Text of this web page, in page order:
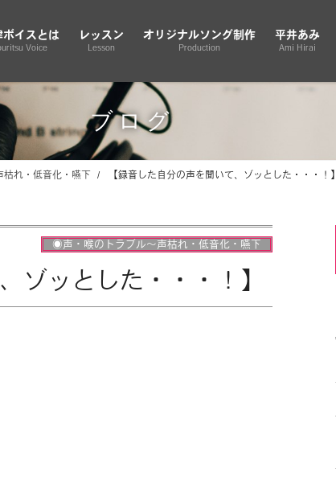
ボイスとは
Voice
レッスン
Lesson
オリジナルソング制作
Production
平井あみ
Ami Hirai
ブログ
れ・低音化・嚥下 【録音した自分の声を聞いて、ゾッとした・・・！】
◉声・喉のトラブル〜声枯れ・低音化・嚥下
ゾッとした・・・！】